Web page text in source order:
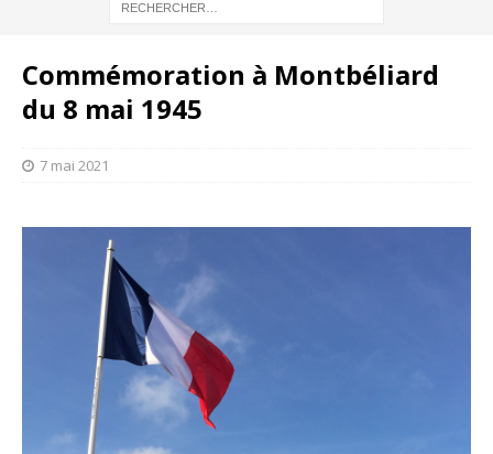
Commémoration à Montbéliard
du 8 mai 1945
7 mai 2021